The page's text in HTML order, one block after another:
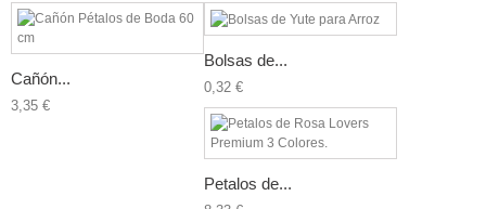
Cañón...
3,35 €
Bolsas de...
0,32 €
Petalos de...